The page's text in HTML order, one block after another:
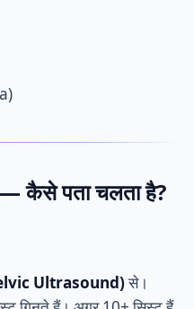
कैसे पता चलता है?
Ultrasound)से।